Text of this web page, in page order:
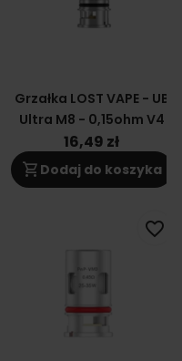
Grzałka LOST VAPE - UB
Ultra M8 - 0,15ohm V4
16,49 zł
shopping_cart Dodaj do koszyka
favorite_border